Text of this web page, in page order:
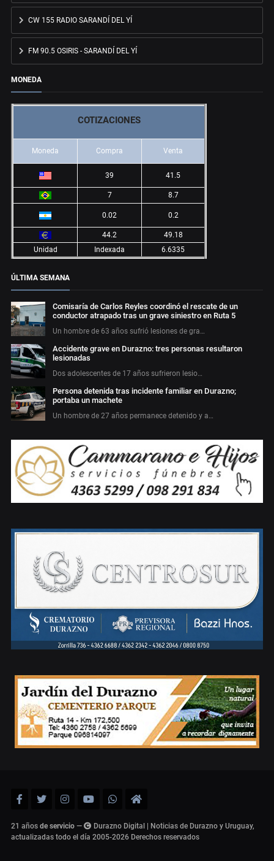
CW 155 RADIO SARANDÍ DEL YÍ
FM 90.5 OSIRIS - SARANDÍ DEL YÍ
MONEDA
COTIZACIONES
Moneda Compra Venta
39 41.5
7 8.7
0.02 0.2
44.2
49.18
Unidad
Indexada 6.6335
ÚLTIMA SEMANA
Comisaría de Carlos Reyles coordinó el rescate de un
conductor atrapado tras un grave siniestro en Ruta 5
Un hombre de 63 años sufrió lesiones de gra…
Accidente grave en Durazno: tres personas resultaron
lesionadas
Dos adolescentes de 17 años sufrieron lesio…
Persona detenida tras incidente familiar en Durazno;
portaba un machete
Un hombre de 27 años permanece detenido y a…
21 años de servicio —
Durazno Digital | Noticias de Durazno y Uruguay,
actualizadas todo el día 2005-2026 Derechos reservados